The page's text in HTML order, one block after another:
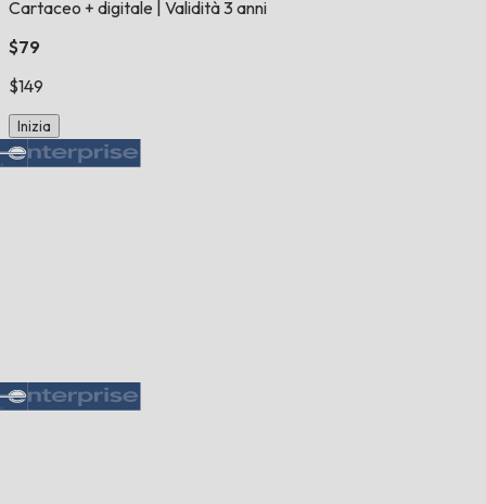
Cartaceo + digitale Validità 3 anni
$79
$149
Inizia